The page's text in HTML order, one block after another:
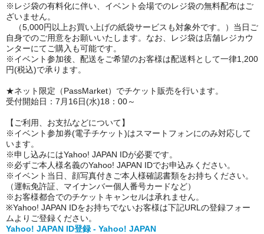
※レジ袋の有料化に伴い、イベント会場でのレジ袋の無料配布はご
ざいません。
（5,000円以上お買い上げの紙袋サービスも対象外です。）当日ご
自身でのご用意をお願いいたします。なお、レジ袋は店舗レジカウ
ンターにてご購入も可能です。
※イベント参加後、配送をご希望のお客様は配送料として一律1,200
円(税込)で承ります。
★ネット限定（PassMarket）でチケット販売を行います。
受付開始日：7月16日(水)18：00～
【ご利用、お支払などについて】
※イベント参加券(電子チケット)はスマートフォンにのみ対応して
います。
※申し込みにはYahoo! JAPAN IDが必要です。
※必ずご本人様名義のYahoo! JAPAN IDでお申込みください。
※イベント当日、顔写真付きご本人様確認書類をお持ちください。
（運転免許証、マイナンバー個人番号カードなど）
※お客様都合でのチケットキャンセルは承れません。
※Yahoo! JAPAN IDをお持ちでないお客様は下記URLの登録フォー
ムよりご登録ください。
Yahoo! JAPAN ID登録 - Yahoo! JAPAN